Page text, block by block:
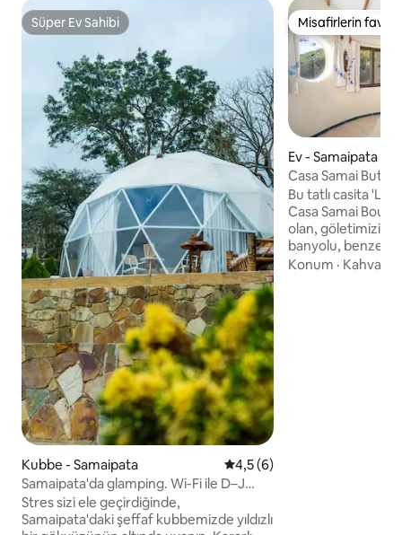
Süper Ev Sahibi
Süper Ev Sahibi
Kubbe - Samaipata 5 üzerinden ortalama 4,5
4,5 (6)
Samaipata'da glamping. Wi-Fi ile D–J
kaçamağı
Stres sizi ele geçirdiğinde,
Samaipata'daki şeffaf kubbemizde yıldızlı
Misafirlerin
Misafirlerin
Ev - Samaipata
Casa Samai Butik
Lagunita”
Bu tatlı casita
Casa Samai
olan, göletimizin
banyolu,
odasıdır. Ana
Konum · Kahvaltı